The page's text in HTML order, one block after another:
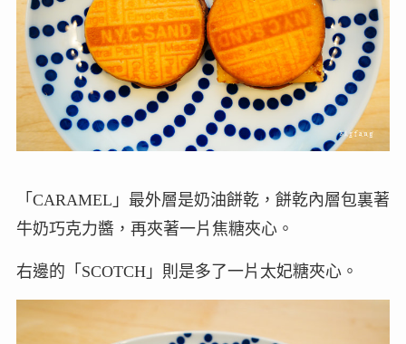
「CARAMEL」最外層是奶油餅乾，餅乾內層包裏著
牛奶巧克力醬，再夾著一片焦糖夾心。
右邊的「SCOTCH」則是多了一片太妃糖夾心。